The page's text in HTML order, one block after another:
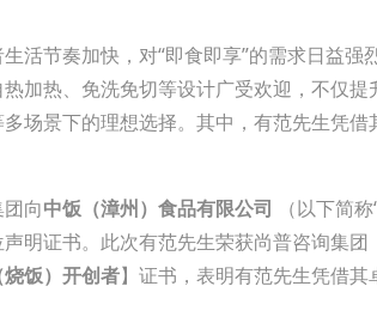
活节奏加快，对“即食即享”的需求日益
加热、免洗免切等设计广受欢迎，不仅
场景下的理想选择。其中，有范先生凭
向中饭（漳州）食品有限公司 （以下简
明证书。此次有范先生荣获尚普咨询集团
饭）开创者】证书，表明有范先生凭借